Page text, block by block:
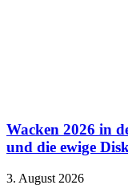
Wacken 2026 in
und die ewige
3. August 2026